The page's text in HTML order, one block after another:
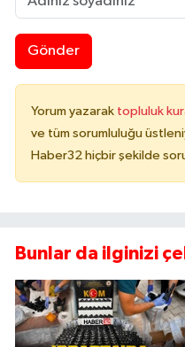
Gönder
Yorum yazarak topluluk
ve tüm sorumluluğu
Haber32 hiçbir şekilde
Bunlar da ilginizi